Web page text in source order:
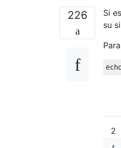
226
Si
su
2